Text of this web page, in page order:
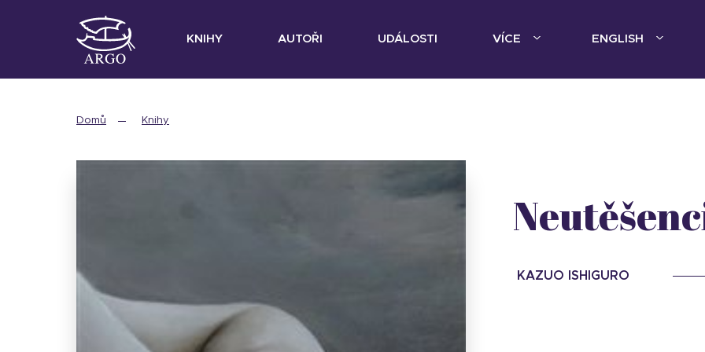
KNIHY AUTOŘI UDÁLOSTI VÍCE ENGLISH
Domů Knihy
KAZUO ISHIGURO